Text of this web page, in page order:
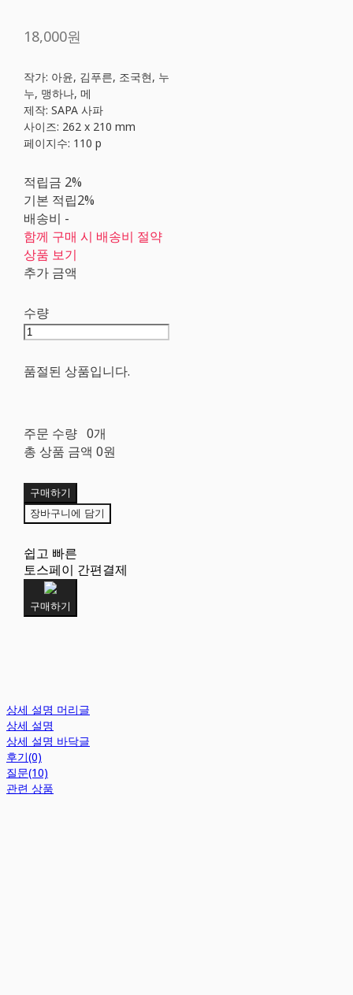
18,000원
작가: 아윤, 김푸른, 조국현, 누
누, 맹하나, 메
제작: SAPA 사파
사이즈: 262 x 210 mm
페이지수: 110 p
적립금 2%
기본 적립2%
배송비 -
함께 구매 시 배송비 절약
상품 보기
추가 금액
수량
품절된 상품입니다.
주문 수량 0개
총 상품 금액 0원
구매하기
장바구니에 담기
쉽고 빠른
토스페이 간편결제
구매하기
상세 설명 머리글
상세 설명
상세 설명 바닥글
후기(0)
질문(10)
관련 상품